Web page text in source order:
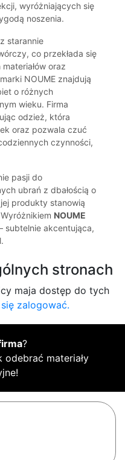
wyróżniających się
noszenia.
starannie
co przekłada się
oraz
NOUME znajdują
o różnych
wieku. Firma
odzież, która
oraz pozwala czuć
czynności,
pasji do
ubrań z dbałością o
produkty stanowią
NOUME
subtelnie akcentująca,
stronach
maja dostęp do tych
zalogować.
?
odebrać materiały